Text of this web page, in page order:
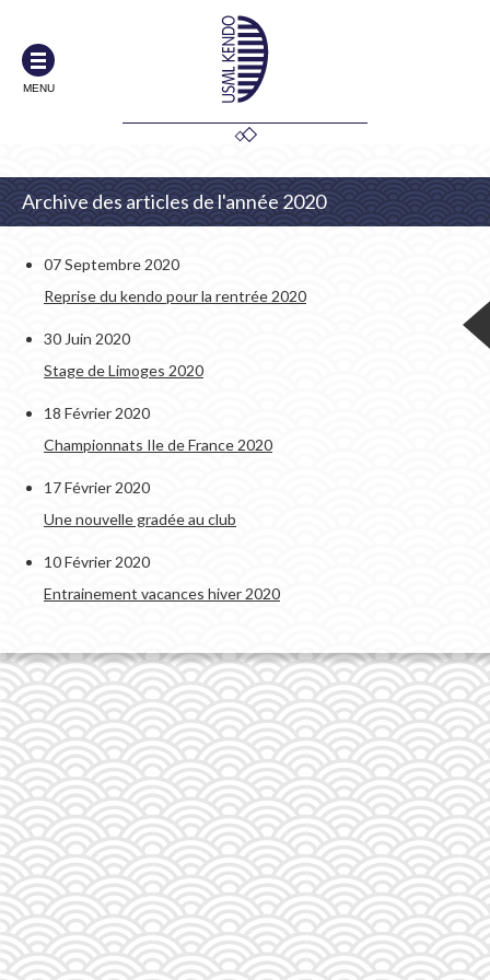
MENU
Archive des articles de l'année 2020
07 Septembre 2020
Reprise du kendo pour la rentrée 2020
30 Juin 2020
Stage de Limoges 2020
18 Février 2020
Championnats Ile de France 2020
17 Février 2020
Une nouvelle gradée au club
10 Février 2020
Entrainement vacances hiver 2020